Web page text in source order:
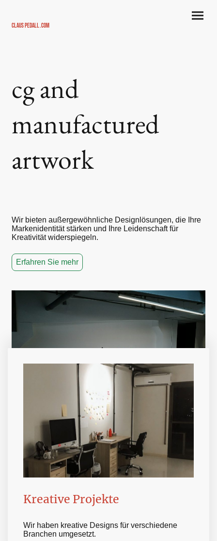
Claus Pedall .com
cg and
manufactured
artwork
Wir bieten außergewöhnliche Designlösungen, die Ihre
Markenidentität stärken und Ihre Leidenschaft für
Kreativität widerspiegeln.
Erfahren Sie mehr
Kreative Projekte
Wir haben kreative Designs für verschiedene
Branchen umgesetzt.